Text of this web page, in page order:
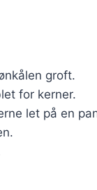
groft.
for kerner.
let på en